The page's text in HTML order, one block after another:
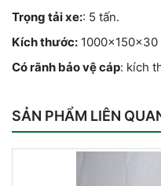
Trọng tải xe:: 5 tấn.
Kích thước: 1000x150x30
Có rãnh bảo vệ cáp: kích
SẢN PHẨM LIÊN